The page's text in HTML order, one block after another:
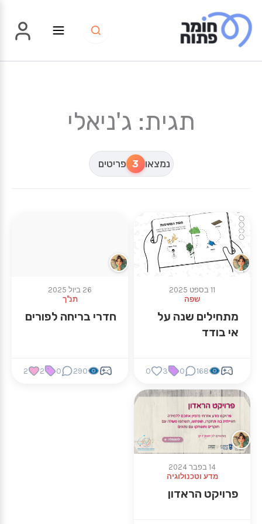
לתוכן
תגית: ג'ניאלי
נמצאו 3 פריטים
11 בספט 2025
שפה
מתחילים שנה על
אי בודד
168
0
3
0
26 ביול 2025
תנ"ך
חדרי בריחה לפורים
290
0
2
2
14 בפבר 2024
מדע וטכנולוגיה
פרויקט הראדון